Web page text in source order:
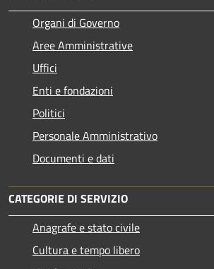
Organi di Governo
Aree Amministrative
Uffici
Enti e fondazioni
Politici
Personale Amministrativo
Documenti e dati
CATEGORIE DI SERVIZIO
Anagrafe e stato civile
Cultura e tempo libero